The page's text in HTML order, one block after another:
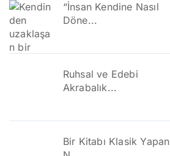
“İnsan Kendine Nasıl
Döne...
Ruhsal ve Edebi
Akrabalık...
Bir Kitabı Klasik Yapan